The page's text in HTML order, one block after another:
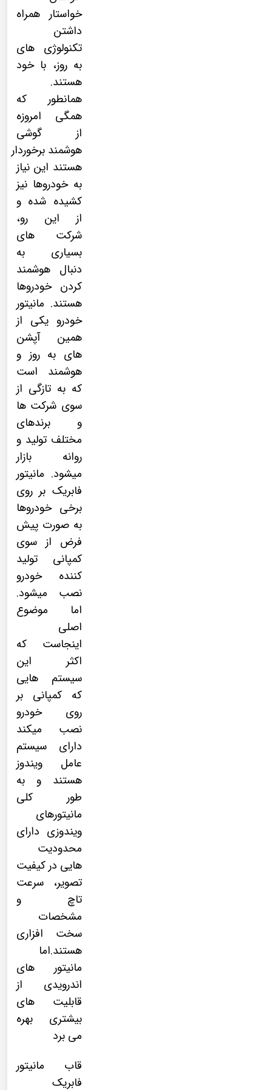
خواستار همراه
داشتن
تکنولوژی های
به روز، با خود
هستند.
همانطور که
همگی امروزه
از گوشی
هوشمند برخوردار
هستند این نیاز
به خودروها نیز
کشیده شده و
از این رو،
شرکت های
بسیاری به
دنبال هوشمند
کردن خودروها
هستند. مانیتور
خودرو یکی از
همین آپشن
های به روز و
هوشمند است
که به تازگی از
سوی شرکت ها
و برندهای
مختلف تولید و
روانه بازار
میشود. مانیتور
فابریک بر روی
برخی خودروها
به صورت پیش
فرض از سوی
کمپانی تولید
کننده خودرو
نصب میشود.
اما موضوع
اصلی
اینجاست که
اکثر این
سیستم هایی
که کمپانی بر
روی خودرو
نصب میکند
دارای سیستم
عامل ویندوز
هستند و به
طور کلی
مانیتورهای
ویندوزی دارای
محدودیت
هایی در کیفیت
تصویر، سرعت
تاچ و
مشخصات
سخت افزاری
هستند.اما
مانیتور های
اندرویدی از
قابلیت های
بیشتری بهره
می برد
قاب مانیتور
فابریک